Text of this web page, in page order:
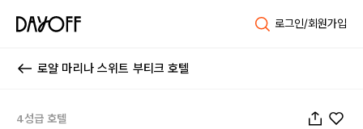
로그인/회원가입
로얄 마리나 스위트 부티크 호텔
4성급 호텔